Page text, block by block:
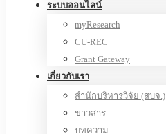
ระบบออนไลน์
myResearch
CU-REC
Grant Gateway
เกี่ยวกับเรา
สำนักบริหารวิจัย (สบจ.)
ข่าวสาร
บทความ